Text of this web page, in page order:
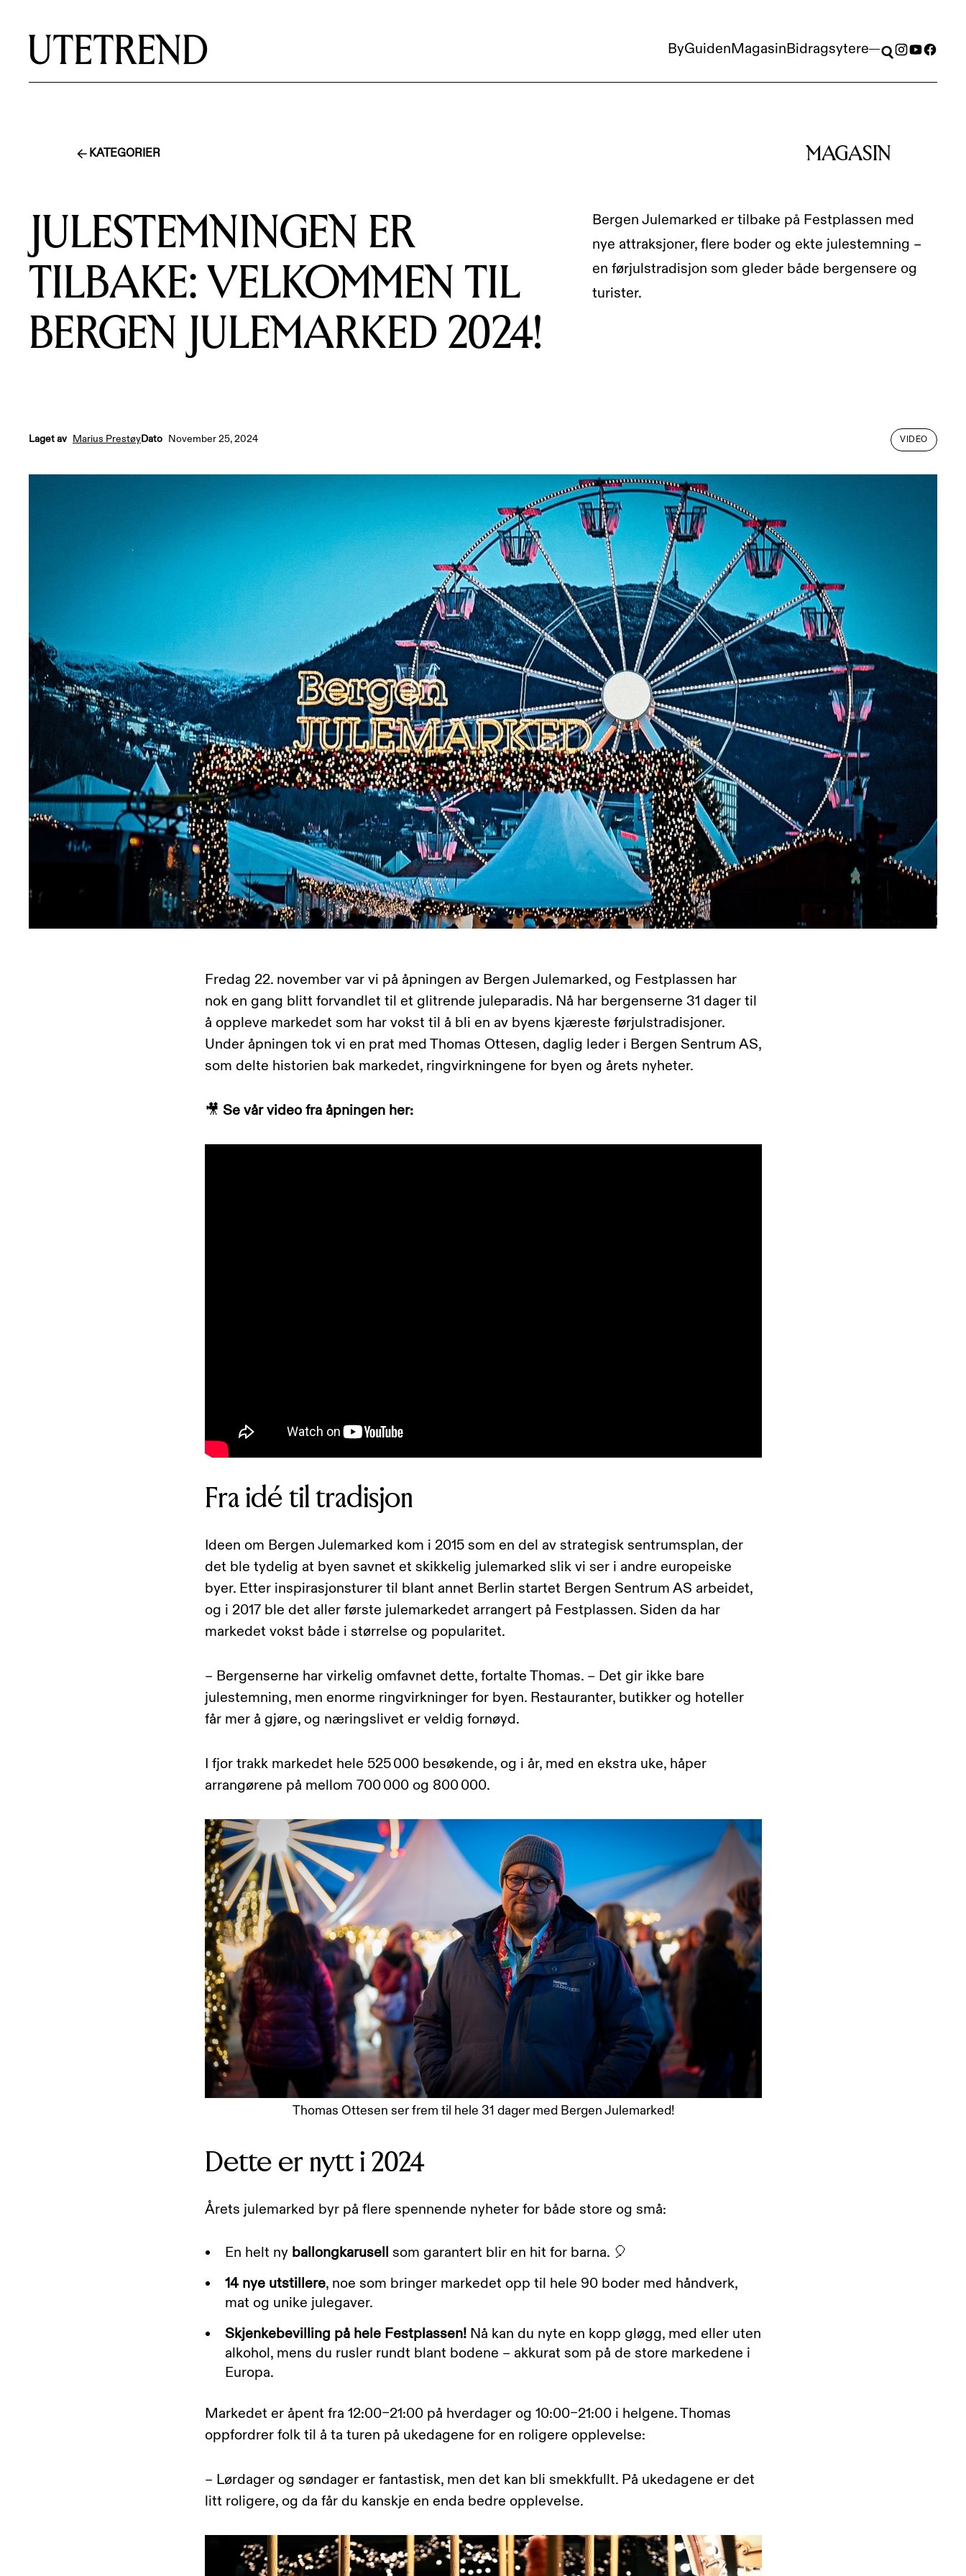
ByGuiden Magasin Bidragsytere
KATEGORIER MAGASIN
JULESTEMNINGEN ER
TILBAKE: VELKOMMEN TIL
BERGEN JULEMARKED 2024!
Bergen Julemarked er tilbake på Festplassen med
nye attraksjoner, flere boder og ekte julestemning –
en førjulstradisjon som gleder både bergensere og
turister.
Laget av Marius PrestøyDato November 25, 2024
VIDEO
VIDEO
Fredag 22. november var vi på åpningen av Bergen Julemarked, og Festplassen har
nok en gang blitt forvandlet til et glitrende juleparadis. Nå har bergenserne 31 dager til
å oppleve markedet som har vokst til å bli en av byens kjæreste førjulstradisjoner.
Under åpningen tok vi en prat med Thomas Ottesen, daglig leder i Bergen Sentrum AS,
som delte historien bak markedet, ringvirkningene for byen og årets nyheter.
🎥 Se vår video fra åpningen her:
Fra idé til tradisjon
Ideen om Bergen Julemarked kom i 2015 som en del av strategisk sentrumsplan, der
det ble tydelig at byen savnet et skikkelig julemarked slik vi ser i andre europeiske
byer. Etter inspirasjonsturer til blant annet Berlin startet Bergen Sentrum AS arbeidet,
og i 2017 ble det aller første julemarkedet arrangert på Festplassen. Siden da har
markedet vokst både i størrelse og popularitet.
– Bergenserne har virkelig omfavnet dette, fortalte Thomas. – Det gir ikke bare
julestemning, men enorme ringvirkninger for byen. Restauranter, butikker og hoteller
får mer å gjøre, og næringslivet er veldig fornøyd.
I fjor trakk markedet hele 525 000 besøkende, og i år, med en ekstra uke, håper
arrangørene på mellom 700 000 og 800 000.
Thomas Ottesen ser frem til hele 31 dager med Bergen Julemarked!
Dette er nytt i 2024
Årets julemarked byr på flere spennende nyheter for både store og små:
En helt ny ballongkarusell som garantert blir en hit for barna. 🎈
14 nye utstillere, noe som bringer markedet opp til hele 90 boder med håndverk,
mat og unike julegaver.
Skjenkebevilling på hele Festplassen!Nå kan du nyte en kopp gløgg, med eller uten
alkohol, mens du rusler rundt blant bodene – akkurat som på de store markedene i
Europa.
Markedet er åpent fra 12:00–21:00 på hverdager og 10:00–21:00 i helgene. Thomas
oppfordrer folk til å ta turen på ukedagene for en roligere opplevelse:
– Lørdager og søndager er fantastisk, men det kan bli smekkfullt. På ukedagene er det
litt roligere, og da får du kanskje en enda bedre opplevelse.